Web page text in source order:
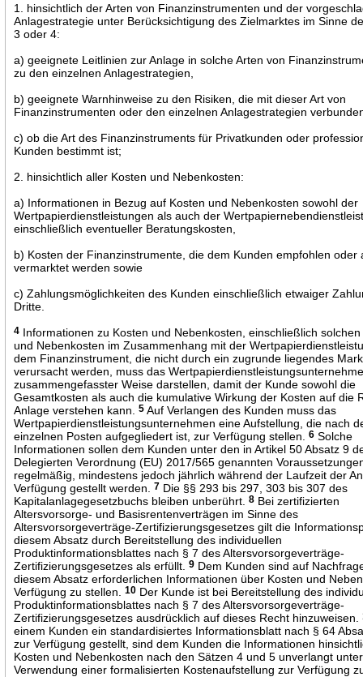
1. hinsichtlich der Arten von Finanzinstrumenten und der
Anlagestrategie unter Berücksichtigung des Zielmarktes im Sinne
3 oder 4:
a) geeignete Leitlinien zur Anlage in solche Arten von
zu den einzelnen Anlagestrategien,
b) geeignete Warnhinweise zu den Risiken, die mit dieser Art von
Finanzinstrumenten oder den einzelnen Anlagestrategien
c) ob die Art des Finanzinstruments für Privatkunden oder
Kunden bestimmt ist;
2. hinsichtlich aller Kosten und Nebenkosten:
a) Informationen in Bezug auf Kosten und Nebenkosten sowohl der
Wertpapierdienstleistungen als auch der
einschließlich eventueller Beratungskosten,
b) Kosten der Finanzinstrumente, die dem Kunden empfohlen oder
vermarktet werden sowie
c) Zahlungsmöglichkeiten des Kunden einschließlich etwaiger
Dritte.
4 Informationen zu Kosten und Nebenkosten, einschließlich
und Nebenkosten im Zusammenhang mit der
dem Finanzinstrument, die nicht durch ein zugrunde liegendes
verursacht werden, muss das
zusammengefasster Weise darstellen, damit der Kunde sowohl die
Gesamtkosten als auch die kumulative Wirkung der Kosten auf die
Anlage verstehen kann.5 Auf Verlangen des Kunden muss das
Wertpapierdienstleistungsunternehmen eine Aufstellung, die nach
einzelnen Posten aufgegliedert ist, zur Verfügung stellen.6 Solche
Informationen sollen dem Kunden unter den in Artikel 50 Absatz 9
Delegierten Verordnung (EU) 2017/565 genannten
regelmäßig, mindestens jedoch jährlich während der Laufzeit der
Verfügung gestellt werden.7 Die §§ 293 bis 297, 303 bis 307 des
Kapitalanlagegesetzbuchs bleiben unberührt.8 Bei zertifizierten
Altersvorsorge- und Basisrentenverträgen im Sinne des
Altersvorsorgeverträge-Zertifizierungsgesetzes gilt die
diesem Absatz durch Bereitstellung des individuellen
Produktinformationsblattes nach § 7 des Altersvorsorgeverträge-
Zertifizierungsgesetzes als erfüllt.9 Dem Kunden sind auf
diesem Absatz erforderlichen Informationen über Kosten und
Verfügung zu stellen.10 Der Kunde ist bei Bereitstellung des
Produktinformationsblattes nach § 7 des Altersvorsorgeverträge-
Zertifizierungsgesetzes ausdrücklich auf dieses Recht hinzuweisen.
einem Kunden ein standardisiertes Informationsblatt nach § 64
zur Verfügung gestellt, sind dem Kunden die Informationen
Kosten und Nebenkosten nach den Sätzen 4 und 5 unverlangt unter
Verwendung einer formalisierten Kostenaufstellung zur Verfügung